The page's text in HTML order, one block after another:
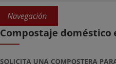
Navegación
Compostaje doméstico
SOLICITA UNA COMPOSTERA